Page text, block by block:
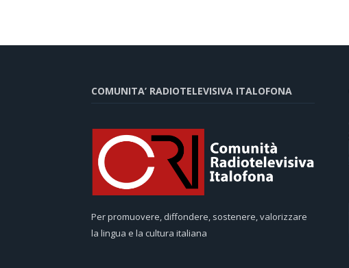
COMUNITA’ RADIOTELEVISIVA ITALOFONA
Per promuovere, diffondere, sostenere, valorizzare
la lingua e la cultura italiana